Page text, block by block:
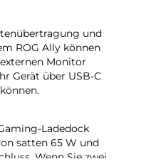
und
ROG Ally können
Monitor
Gerät über USB-C
Ladedock
satten 65 W und
Wenn Sie zwei